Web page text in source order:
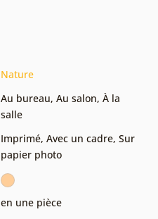
Nature
Au bureau, Au salon, À la
salle
Imprimé, Avec un cadre, Sur
papier photo
en une pièce